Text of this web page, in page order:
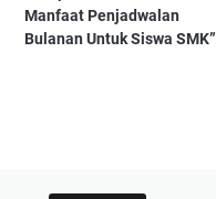
Manfaat Penjadwalan
Bulanan Untuk Siswa SMK”